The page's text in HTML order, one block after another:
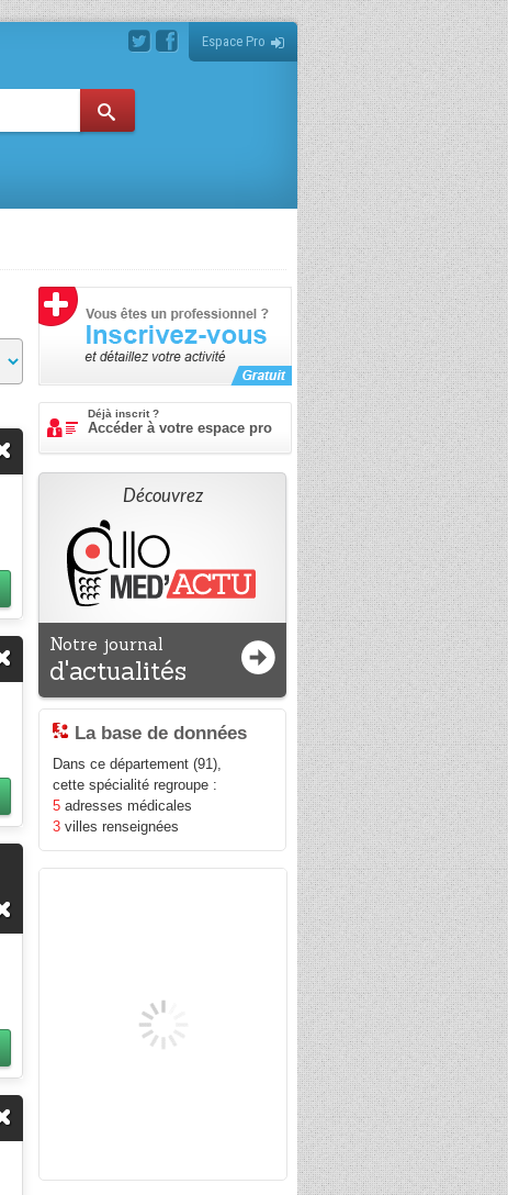
Espace Pro
Déjà inscrit ?
Accéder à votre espace pro
Découvrez
Notre journal
d'actualités
La base de données
Dans ce département (91),
cette spécialité regroupe :
5 adresses médicales
3 villes renseignées